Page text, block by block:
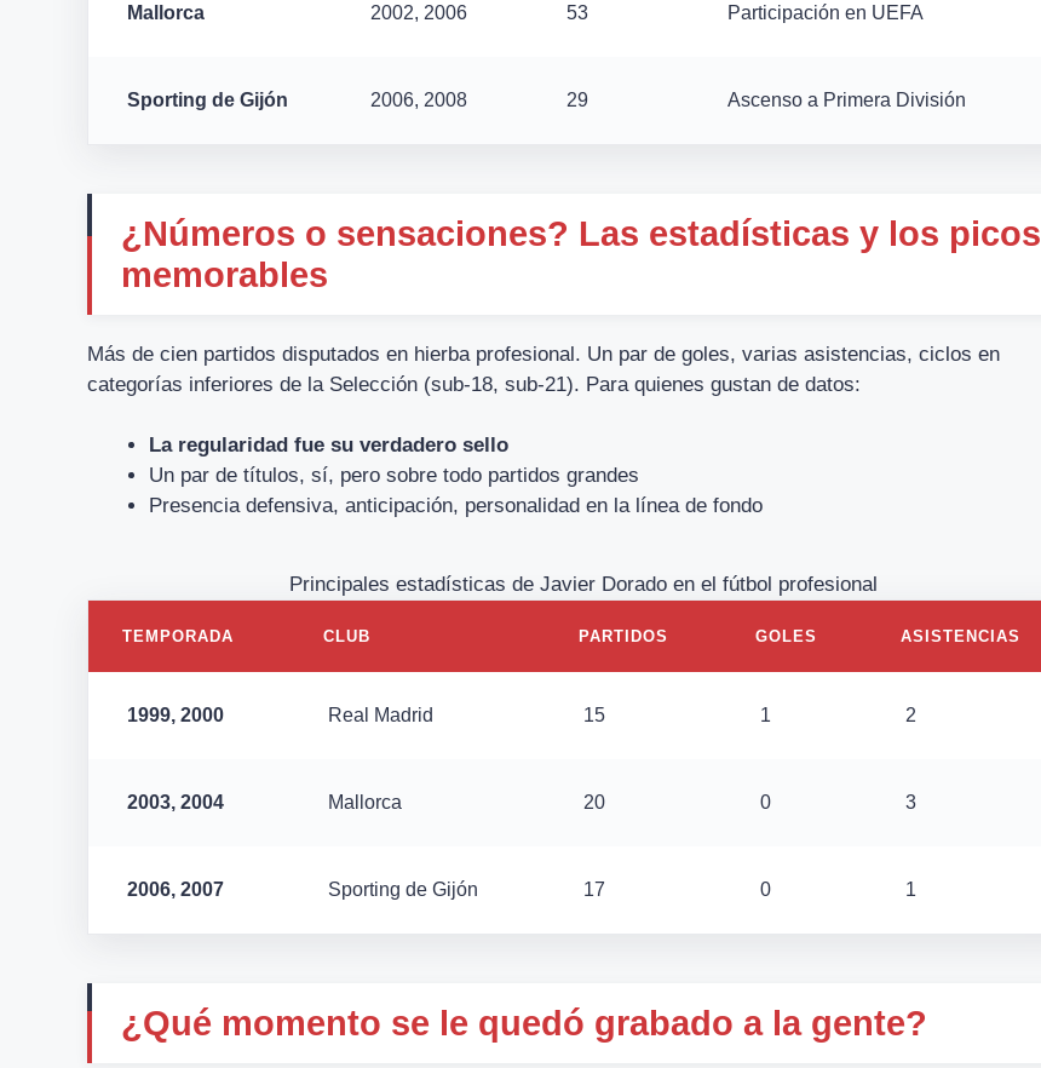
Mallorca 2002, 2006 53 Participación en UEFA
Sporting de Gijón 2006, 2008 29 Ascenso a Primera División
¿Números o sensaciones? Las estadísticas y los picos
memorables
Más de cien partidos disputados en hierba profesional. Un par de goles, varias asistencias, ciclos en
categorías inferiores de la Selección (sub-18, sub-21). Para quienes gustan de datos:
La regularidad fue su verdadero sello
Un par de títulos, sí, pero sobre todo partidos grandes
Presencia defensiva, anticipación, personalidad en la línea de fondo
Principales estadísticas de Javier Dorado en el fútbol profesional
TEMPORADA CLUB PARTIDOS GOLES ASISTENCIAS
1999, 2000 Real Madrid 15 1 2
2003, 2004 Mallorca 20 0 3
2006, 2007 Sporting de Gijón 17 0 1
¿Qué momento se le quedó grabado a la gente?